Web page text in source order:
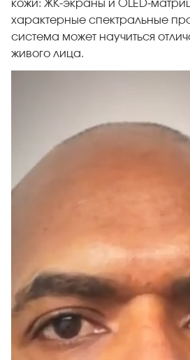
кожи: ЖК-экраны и OLED-
характерные спектральные
система может научиться
живого лица.